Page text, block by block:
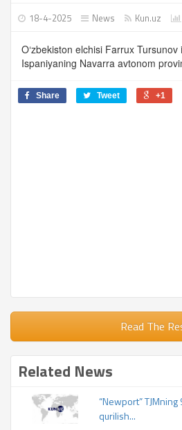
18-4-2025 News Kun.uz
O‘zbekiston elchisi Farrux
Ispaniyaning Navarra avtonom
Share Tweet +1
Read The
Related News
“Newport”
qurilish...